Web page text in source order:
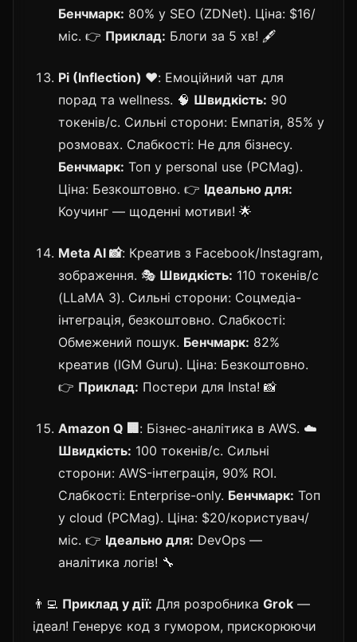
Бенчмарк: 80% у SEO (ZDNet). Ціна: $16/
міс. 👉 Приклад: Блоги за 5 хв! 🖋️
Pi (Inflection) ❤️: Емоційний чат для
порад та wellness. 🧠 Швидкість: 90
токенів/с. Сильні сторони: Емпатія, 85% у
розмовах. Слабкості: Не для бізнесу.
Бенчмарк: Топ у personal use (PCMag).
Ціна: Безкоштовно. 👉 Ідеально для:
Коучинг — щоденні мотиви! 🌟
Meta AI 📸: Креатив з Facebook/Instagram,
зображення. 🎭 Швидкість: 110 токенів/с
(LLaMA 3). Сильні сторони: Соцмедіа-
інтеграція, безкоштовно. Слабкості:
Обмежений пошук. Бенчмарк: 82%
креатив (IGM Guru). Ціна: Безкоштовно.
👉 Приклад: Постери для Insta! 📸
Amazon Q 🏢: Бізнес-аналітика в AWS. ☁️
Швидкість: 100 токенів/с. Сильні
сторони: AWS-інтеграція, 90% ROI.
Слабкості: Enterprise-only. Бенчмарк: Топ
у cloud (PCMag). Ціна: $20/користувач/
міс. 👉 Ідеально для: DevOps —
аналітика логів! 🔧
👨‍💻 Приклад у дії: Для розробника Grok —
ідеал! Генерує код з гумором, прискорюючи